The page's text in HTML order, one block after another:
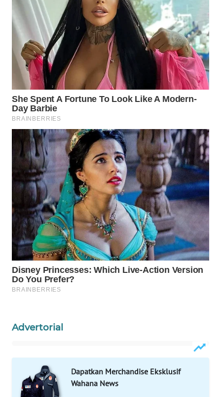
Advertorial
Dapatkan Merchandise Eksklusif
Wahana News
WAHANA
WAHANANEWS
ID
WAHANANEWS
CO ID
NET
WAHANA
SPORT
WAHANA
UMKM
WAHANA
SELEB
WAHANA
PERSONA
HEALTH
WAHANA
DESA